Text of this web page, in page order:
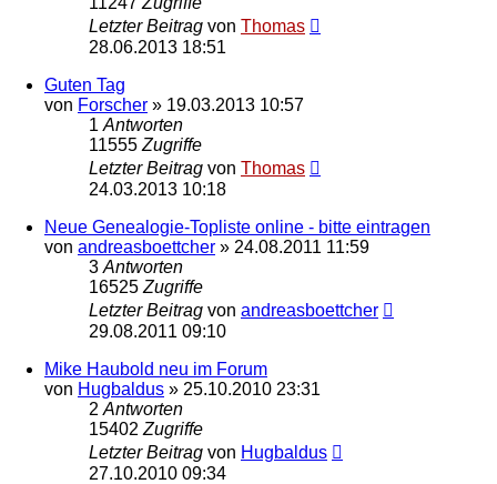
Letzter Beitrag von Thomas
28.06.2013 18:51
Guten Tag
von Forscher » 19.03.2013 10:57
1 Antworten
11555 Zugriffe
Letzter Beitrag von Thomas
24.03.2013 10:18
Neue Genealogie-Topliste online - bitte eintragen
von andreasboettcher » 24.08.2011 11:59
3 Antworten
16525 Zugriffe
Letzter Beitrag von andreasboettcher
29.08.2011 09:10
Mike Haubold neu im Forum
von Hugbaldus » 25.10.2010 23:31
2 Antworten
15402 Zugriffe
Letzter Beitrag von Hugbaldus
27.10.2010 09:34